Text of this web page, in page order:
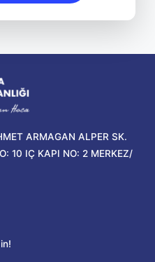
ARMAGAN ALPER SK.
10 IÇ KAPI NO: 2 MERKEZ/